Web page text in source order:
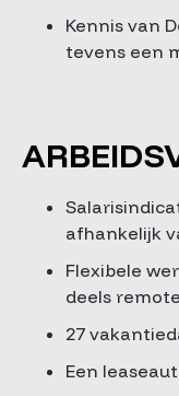
Kennis van
tevens een
afhankelijk
Flexibele
deels
27
Een